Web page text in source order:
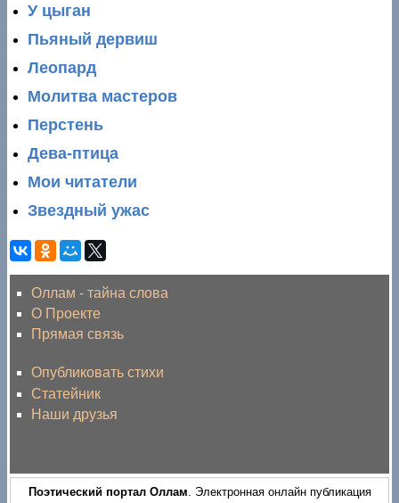
У цыган
Пьяный дервиш
Леопард
Молитва мастеров
Перстень
Дева-птица
Мои читатели
Звездный ужас
Оллам - тайна слова
О Проекте
Прямая связь
Опубликовать стихи
Статейник
Наши друзья
Поэтический портал Оллам. Электронная онлайн публикация